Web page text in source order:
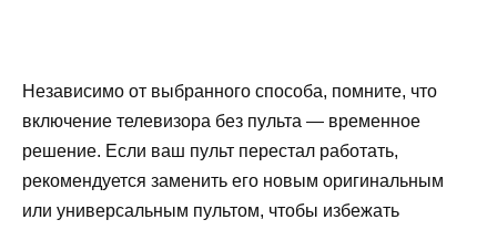
Независимо от выбранного способа, помните, что
включение телевизора без пульта — временное
решение. Если ваш пульт перестал работать,
рекомендуется заменить его новым оригинальным
или универсальным пультом, чтобы избежать